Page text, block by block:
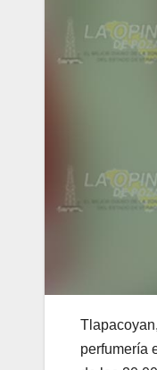
perfumería